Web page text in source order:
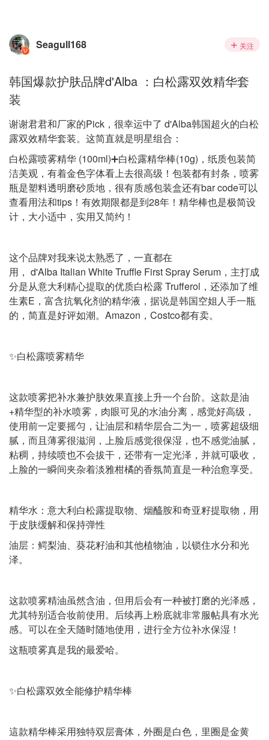
Seagull168 关注
韩国爆款护肤品牌d'Alba ：白松露双效精华套
装
谢谢君君和厂家的Pick，很幸运中了 d'Alba韩国超火的白松
露双效精华套装。这简直就是明星组合：
白松露喷雾精华 (100ml)➕白松露精华棒(10g)，纸质包装简
洁美观，有着金色字体看上去很高级！包装都有封条，喷雾
瓶是塑料透明磨砂质地，很有质感包装盒还有bar code可以
查看用法和tips！有效期限都是到28年！精华棒也是极简设
计，大小适中，实用又简约！
这个品牌对我来说太熟悉了，一直都在
用， d'Alba Italian White Truffle First Spray Serum，主打成
分是从意大利精心提取的优质白松露 Trufferol，还添加了维
生素E，富含抗氧化剂的精华液，据说是韩国空姐人手一瓶
的，简直是好评如潮。Amazon，Costco都有卖。
✨白松露喷雾精华
这款喷雾把补水兼护肤效果直接上升一个台阶。这款是油
+精华型的补水喷雾，肉眼可见的水油分离，感觉好高级，
使用前一定要摇匀，让油层和精华层合二为一，喷雾超级细
腻，而且薄雾很滋润，上脸后感觉很保湿，也不感觉油腻，
粘稠，持续喷也不会拔干，还带有一定光泽，并就可吸收，
上脸的一瞬间夹杂着淡雅柑橘的香氛简直是一种治愈享受。
精华水：意大利白松露提取物、烟醯胺和奇亚籽提取物，用
于皮肤缓解和保持弹性
油层：鳄梨油、葵花籽油和其他植物油，以锁住水分和光
泽。
这款喷雾精油虽然含油，但用后会有一种被打磨的光泽感，
尤其特别适合妆前使用。后续再上粉底就非常服帖具有水光
感。可以在全天随时随地使用，进行全方位补水保湿！
这瓶喷雾真是我的最爱哈。
✨白松露双效全能修护精华棒
這款精华棒采用独特双层膏体，外圈是白色，里圈是金黄